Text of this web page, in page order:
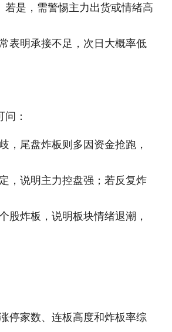
若是，需警惕主力出货或情绪高
表明承接不足，次日大概率低
：
，尾盘炸板则多因资金抢跑，
，说明主力控盘强；若反复炸
股炸板，说明板块情绪退潮，
停家数、连板高度和炸板率综